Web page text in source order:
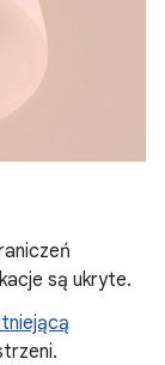
są ukryte.